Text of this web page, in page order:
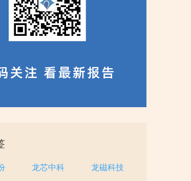
龙芯中科 龙磁科技